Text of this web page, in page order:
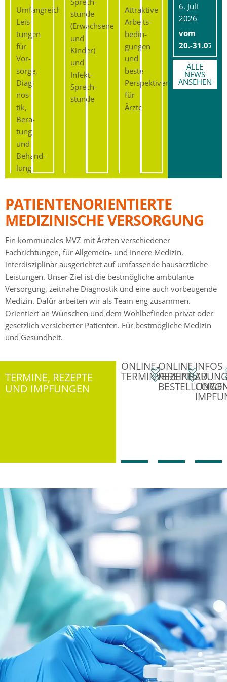
MVZ WERLTE
Umfangreiche
Leis­
tungen
für
Vor­
sorge,
Diag­
nos­
tik,
Bera­
tung
und
Behand­
lung
stunde
(Erwachsene
und
Kinder)
und
Infekt-
Sprech­
stunde
Attraktive
Arbeits­
bedin­
gungen
und
beste
Perspektiven
für
Ärzte
6. Juli
2026
vom
20.-
ALLE
NEWS
ANSEHEN
PATIENTEN­ORIENTIERTE
MEDIZINISCHE VERSORGUNG
Ein kommunales MVZ mit Ärzten verschiedener
Fachrichtungen, für Allgemein- und Innere Medizin,
interdisziplinär ausgerichtet auf umfassende hausärztliche
Leistungen. Unser Ziel ist die bestmögliche ambulante
Versorgung, zeitnahe Diagnostik und eine auch vorbeugende
Medizin. Dafür arbeiten wir als Team eng zusammen.
Orientiert an Wünschen und dem Wohlbefinden privat oder
gesetzlich versicherter Patienten. Für bestmögliche Medizin
und Gesundheit.
TERMINE, REZEPTE
UND IMPFUNGEN
ONLINE-ONLINE
REZEPT-
INFOS
ZU